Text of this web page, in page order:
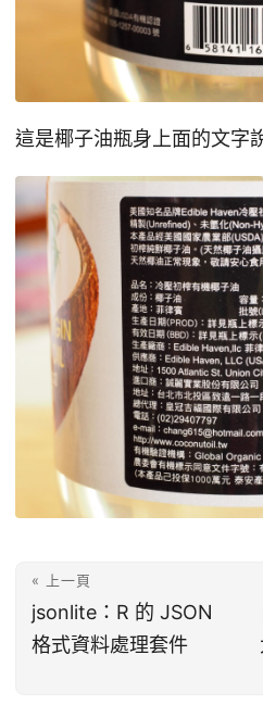
這是椰子油瓶身上面的文字
« 上一頁
jsonlite：R 的 JSON
格式資料處理套件